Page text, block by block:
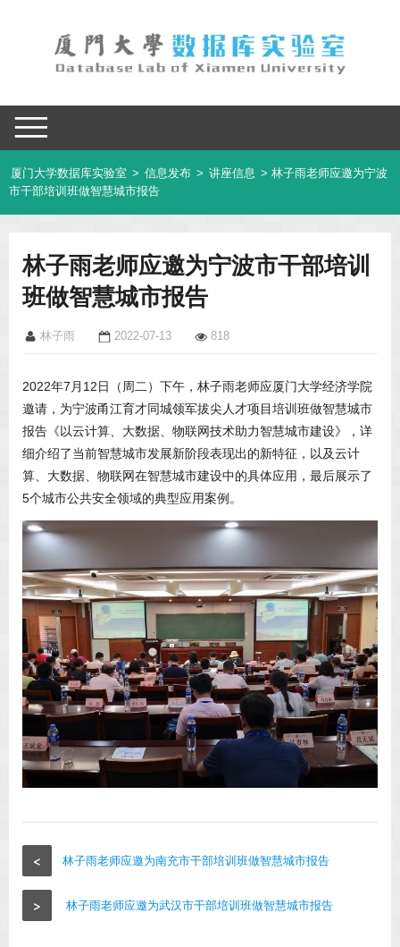
厦门大学数据库实验室 > 信息发布 > 讲座信息 > 林子雨老师应邀为宁波
市干部培训班做智慧城市报告
林子雨老师应邀为宁波市干部培训
班做智慧城市报告
林子雨 2022-07-13 818
2022年7月12日（周二）下午，林子雨老师应厦门大学经济学院
邀请，为宁波甬江育才同城领军拔尖人才项目培训班做智慧城市
报告《以云计算、大数据、物联网技术助力智慧城市建设》，详
细介绍了当前智慧城市发展新阶段表现出的新特征，以及云计
算、大数据、物联网在智慧城市建设中的具体应用，最后展示了
5个城市公共安全领域的典型应用案例。
< 林子雨老师应邀为南充市干部培训班做智慧城市报告
> 林子雨老师应邀为武汉市干部培训班做智慧城市报告